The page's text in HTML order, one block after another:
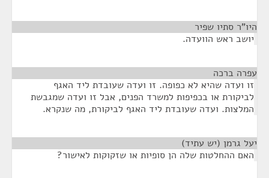
היו"ר סתיו שפיר
יושב ראש הוועדה.
עפרה ברכה
זו ועדה שהיא לא כפופה. זו ועדה שעובדת ליד האגף
לביקורת או בכפיפות למשרד הפנים, אבל זו ועדה שמגבשת
המלצות. ועדה שעובדת ליד האגף לביקורת, מה שנקרא.
יעל גרמן (יש עתיד)
האם ההחלטות שלה הן סופיות או שזקוקות לאישור?